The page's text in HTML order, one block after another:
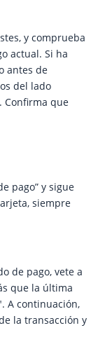
y comprueba
actual. Si ha
antes de
del lado
Confirma que
pago” y sigue
siempre
de pago, vete a
que la última
A continuación,
la transacción y